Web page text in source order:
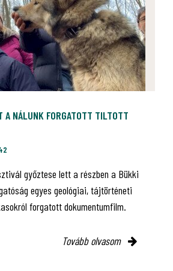
A NÁLUNK FORGATOTT TILTOTT
győztese lett a részben a Bükki
egyes geológiai, tájtörténeti
forgatott dokumentumfilm.
Tovább olvasom